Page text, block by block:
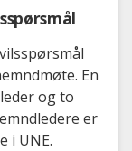
En
og to
er
i UNE.